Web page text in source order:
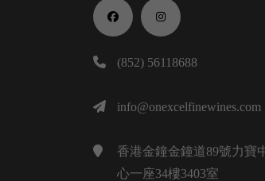
(852) 56118688
info@onexcelfinewines.com
香港金鐘金鐘道89號力寶
心一座34樓3403室